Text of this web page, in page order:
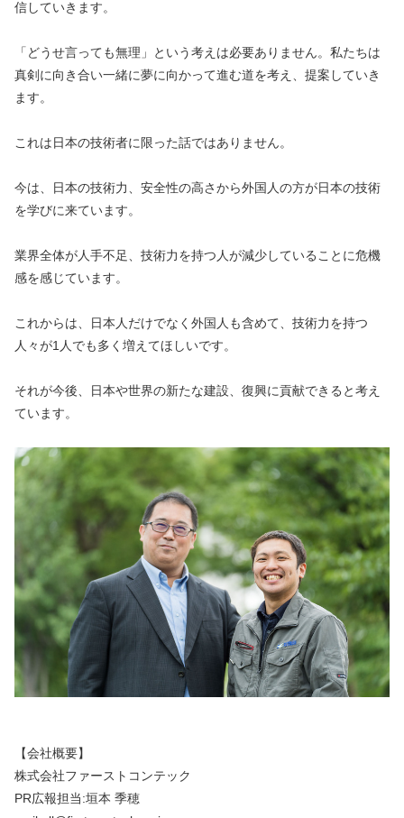
信していきます。
「どうせ言っても無理」という考えは必要ありません。私たちは
真剣に向き合い一緒に夢に向かって進む道を考え、提案していき
ます。
これは日本の技術者に限った話ではありません。
今は、日本の技術力、安全性の高さから外国人の方が日本の技術
を学びに来ています。
業界全体が人手不足、技術力を持つ人が減少していることに危機
感を感じています。
これからは、日本人だけでなく外国人も含めて、技術力を持つ
人々が1人でも多く増えてほしいです。
それが今後、日本や世界の新たな建設、復興に貢献できると考え
ています。
【会社概要】
株式会社ファーストコンテック
PR広報担当:垣本 季穂